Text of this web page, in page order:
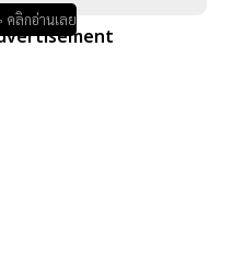
คลิกอ่านเลย